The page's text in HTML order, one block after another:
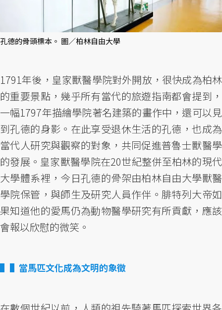
孔德的骨頭標本。 圖／柏林自由大學
1791年後，皇家獸醫學院對外開放，很快成為柏林
的重要景點，幾乎所有當代的旅遊指南都會提到，
一幅1797年描繪學院著名建築的畫作中，還可以見
到孔德的身影。在此享受退休生活的孔德，也成為
當代人研究與觀察的對象，共同促進普魯士獸醫學
的發展。皇家獸醫學院在20世紀整併至柏林的現代
大學體系裡，今日孔德的骨架由柏林自由大學獸醫
學院保管，與師生及研究人員作伴。腓特列大帝如
果知道他的愛馬仍為動物醫學研究有所貢獻，應該
會報以欣慰的微笑。
▌當馬匹文化成為文明的象徵